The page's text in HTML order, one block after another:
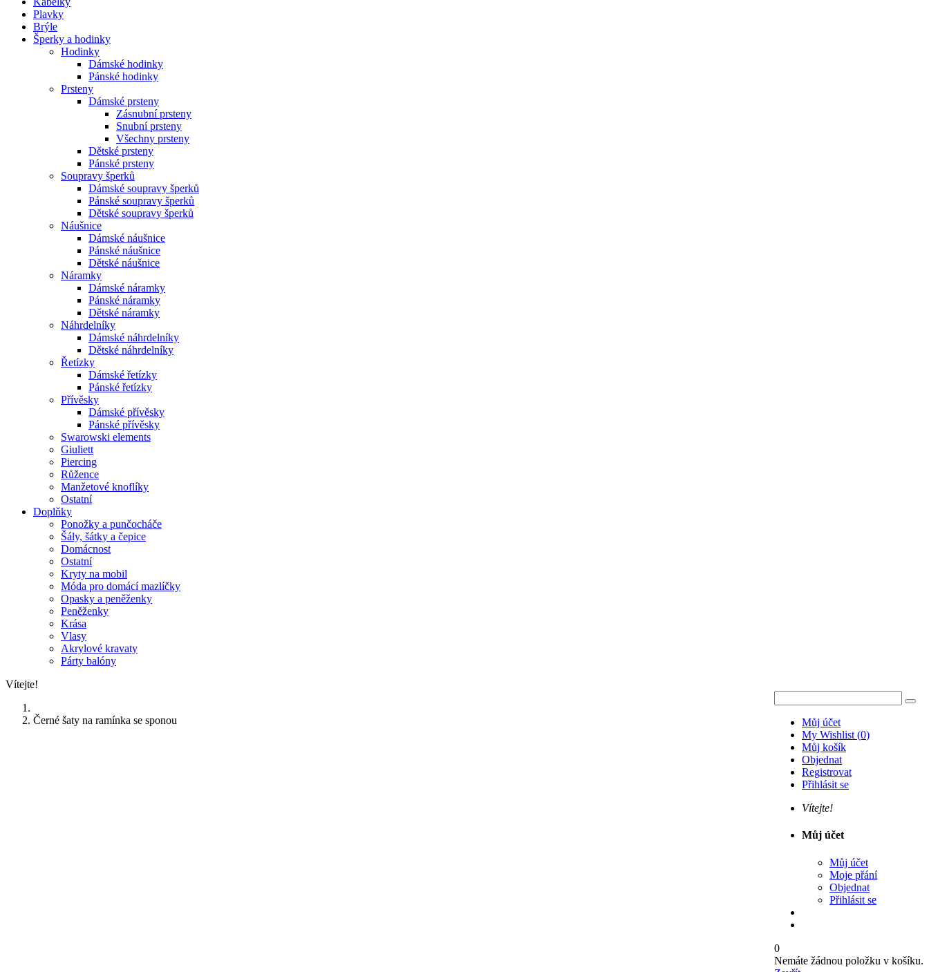
Plavky
Brýle
Šperky a hodinky
Hodinky
Dámské hodinky
Pánské hodinky
Prsteny
Dámské prsteny
Zásnubní prsteny
Snubní prsteny
Všechny prsteny
Dětské prsteny
Pánské prsteny
Soupravy šperků
Dámské soupravy šperků
Pánské soupravy šperků
Dětské soupravy šperků
Náušnice
Dámské náušnice
Pánské náušnice
Dětské náušnice
Náramky
Dámské náramky
Pánské náramky
Dětské náramky
Náhrdelníky
Dámské náhrdelníky
Dětské náhrdelníky
Řetízky
Dámské řetízky
Pánské řetízky
Přívěsky
Dámské přívěsky
Pánské přívěsky
Swarowski elements
Giuliett
Piercing
Růžence
Manžetové knoflíky
Ostatní
Doplňky
Ponožky a punčocháče
Šály, šátky a čepice
Domácnost
Ostatní
Kryty na mobil
Móda pro domácí mazlíčky
Opasky a peněženky
Peněženky
Krása
Vlasy
Akrylové kravaty
Párty balóny
Vítejte!
Můj účet
My Wishlist (0)
Můj košík
Objednat
Registrovat
Přihlásit se
Vítejte!
Můj účet
Můj účet
Moje přání
Objednat
Přihlásit se
0
Nemáte žádnou položku v košíku.
Černé šaty na ramínka se sponou